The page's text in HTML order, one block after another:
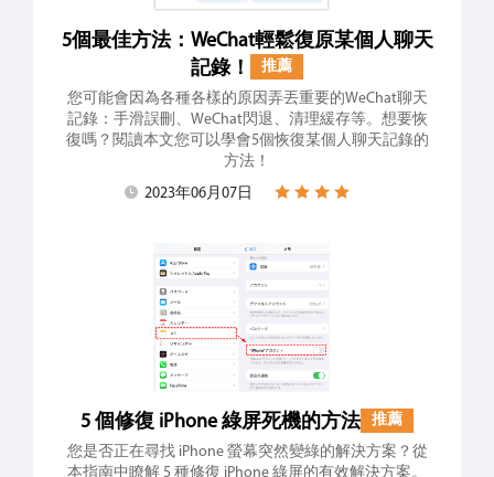
5個最佳方法：WeChat輕鬆復原某個人聊天
記錄！
推薦
您可能會因為各種各樣的原因弄丟重要的WeChat聊天
記錄：手滑誤刪、WeChat閃退、清理緩存等。想要恢
復嗎？閱讀本文您可以學會5個恢復某個人聊天記錄的
方法！
2023年06月07日
5 個修復 iPhone 綠屏死機的方法
推薦
您是否正在尋找 iPhone 螢幕突然變綠的解決方案？從
本指南中瞭解 5 種修復 iPhone 綠屏的有效解決方案。